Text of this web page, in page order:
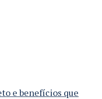
e benefícios que